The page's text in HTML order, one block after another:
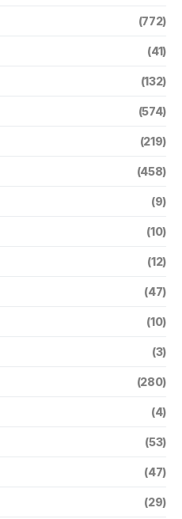
(772)
(41)
(132)
(574)
(219)
(458)
(9)
(10)
(12)
(47)
(10)
(3)
(280)
(4)
(53)
(47)
(29)